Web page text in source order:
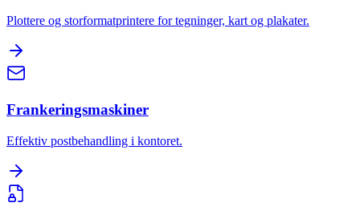
Plottere og storformatprintere for tegninger, kart og plakater.
Frankeringsmaskiner
Effektiv postbehandling i kontoret.